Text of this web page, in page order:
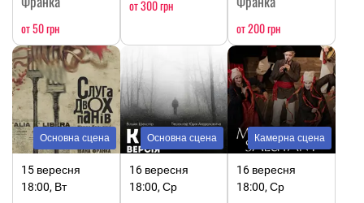
от 50 грн
от 300 грн
от 200 грн
Основна сцена
15 вересня
18:00, Вт
Основна сцена
16 вересня
18:00, Ср
Камерна сцена
16 вересня
18:00, Ср